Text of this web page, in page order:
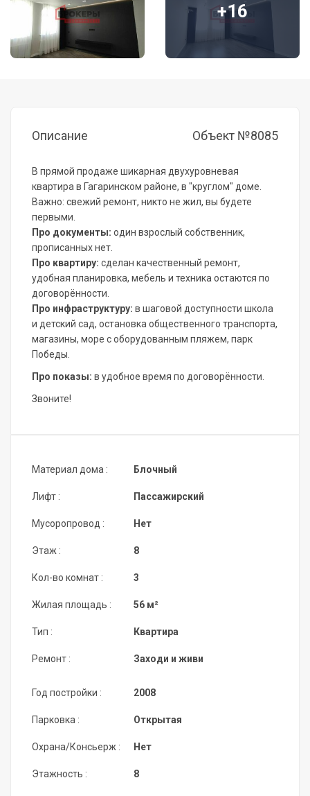
+16
Описание Объект №8085
В прямой продаже шикарная двухуровневая
квартира в Гагаринском районе, в "круглом" доме.
Важно: свежий ремонт, никто не жил, вы будете
первыми.
Про документы: один взрослый собственник,
прописанных нет.
Про квартиру: сделан качественный ремонт,
удобная планировка, мебель и техника остаются по
договорённости.
Про инфраструктуру: в шаговой доступности школа
и детский сад, остановка общественного транспорта,
магазины, море с оборудованным пляжем, парк
Победы.
Про показы: в удобное время по договорённости.
Звоните!
Материал дома :
Лифт :
Мусоропровод :
Этаж :
Кол-во комнат :
Жилая площадь :
Тип :
Ремонт :
Блочный
Пассажирский
Нет
8
3
56 м²
Квартира
Заходи и живи
Год постройки :
Парковка :
Охрана/Консьерж :
Этажность :
2008
Открытая
Нет
8